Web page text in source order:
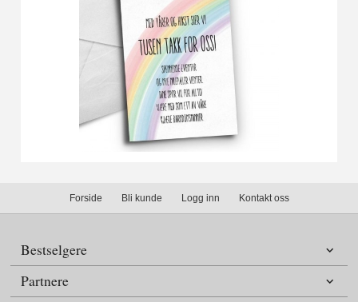
Forside Bli kunde Logg inn Kontakt oss
Bestselgere
Partnere